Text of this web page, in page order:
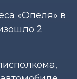
«Опеля» в
2